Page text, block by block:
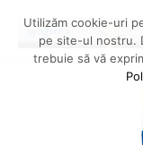
Utilizăm cookie-uri
pe site-ul nostru.
trebuie să vă